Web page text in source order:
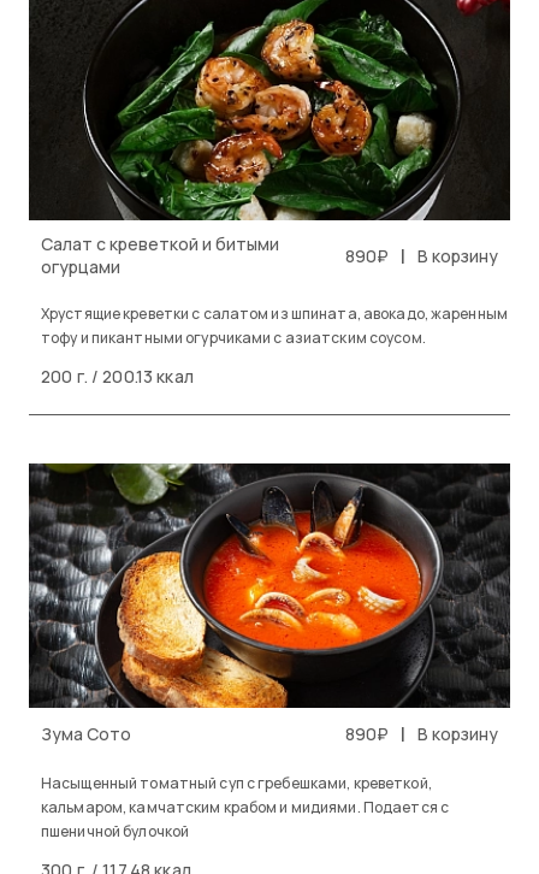
Салат с креветкой и битыми
огурцами
890₽ | В корзину
Хрустящие креветки с салатом из шпината, авокадо, жаренным
тофу и пикантными огурчиками с азиатским соусом.
200 г. / 200.13 ккал
Зума Сото 890₽ | В корзину
Насыщенный томатный суп с гребешками, креветкой,
кальмаром, камчатским крабом и мидиями. Подается с
пшеничной булочкой